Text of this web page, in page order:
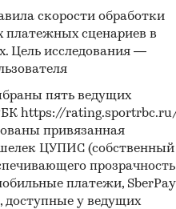
скорости обработки
платежных сценариев в
Цель исследования —
пять ведущих
https://
привязанная
ЦУПИС (собственный
платежи,
доступные у ведущих